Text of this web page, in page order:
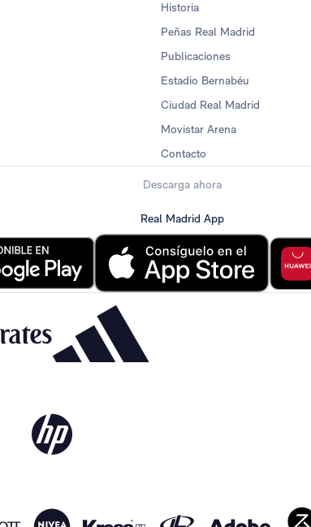
Historia
Peñas Real Madrid
Publicaciones
Estadio Bernabéu
Ciudad Real Madrid
Movistar Arena
Contacto
Descarga ahora
Real Madrid App